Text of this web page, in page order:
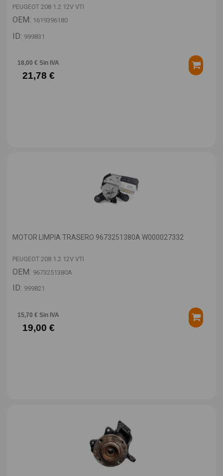
PEUGEOT 208 1.2 12V VTI
OEM: 1619396180
ID: 999831
18,00 € Sin IVA
21,78 €
MOTOR LIMPIA TRASERO 9673251380A W000027332
PEUGEOT 208 1.2 12V VTI
OEM: 9673251380A
ID: 999821
15,70 € Sin IVA
19,00 €